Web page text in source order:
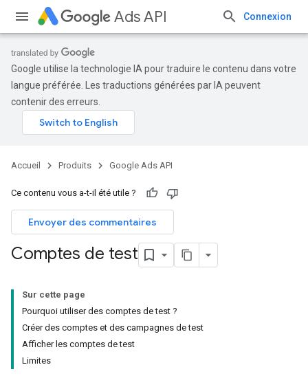
Ads API Connexion
Google utilise la technologie IA pour traduire le contenu dans votre
langue préférée. Les traductions générées par IA peuvent
contenir des erreurs.
Accueil Produits Google Ads API
Ce contenu vous a-t-il été utile ?
Envoyer des commentaires
Comptes de test
Sur cette page
Pourquoi utiliser des comptes de test ?
Créer des comptes et des campagnes de test
Afficher les comptes de test
Limites